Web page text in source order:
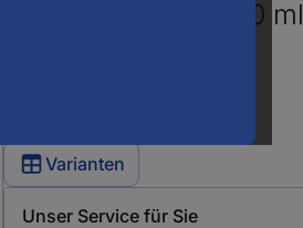
nicht brennbar 400 ml
Varianten
Unser Service für Sie